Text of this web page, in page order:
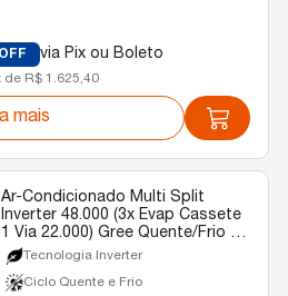
via Pix ou Boleto
de R$ 1.625,40
mais
Ar-Condicionado Multi Split
Inverter 48.000 (3x Evap Cassete
1 Via 22.000) Gree Quente/Frio R-
32 220v
Tecnologia Inverter
Ciclo Quente e Frio